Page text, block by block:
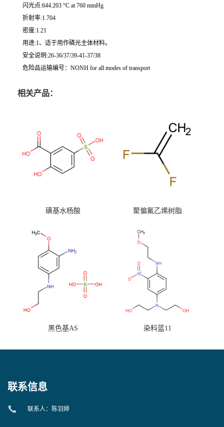
闪光点:644.203 °C at 760 mmHg
折射率:1.704
密度:1.21
用途:1、适于用作磷光主体材料。
安全说明:26-36/37/39-41-37/38
危险品运输编号：NONH for all modes of transport
相关产品：
磺基水杨酸 聚偏氟乙烯树脂
黑色基AS 染料蓝11
联系信息
联系人：陈羽婷